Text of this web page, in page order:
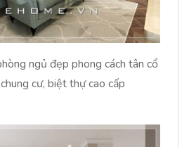
ngủ đẹp phong cách tân cổ
cư, biệt thự cao cấp